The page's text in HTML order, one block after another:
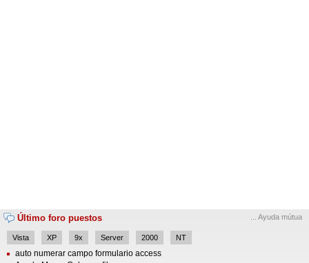
... Ayuda mútua
Último foro puestos
Vista XP 9x Server 2000 NT
auto numerar campo formulario access